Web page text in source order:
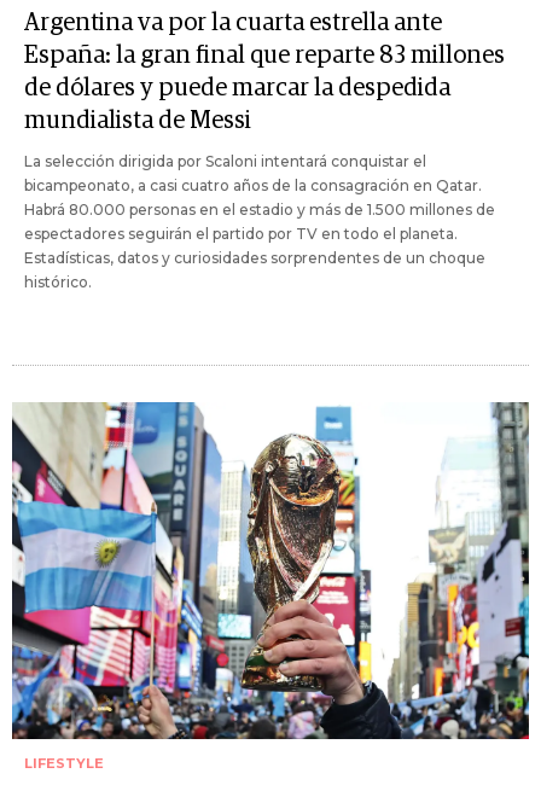
Argentina va por la cuarta estrella ante
España: la gran final que reparte 83 millones
de dólares y puede marcar la despedida
mundialista de Messi
La selección dirigida por Scaloni intentará conquistar el
bicampeonato, a casi cuatro años de la consagración en Qatar.
Habrá 80.000 personas en el estadio y más de 1.500 millones de
espectadores seguirán el partido por TV en todo el planeta.
Estadísticas, datos y curiosidades sorprendentes de un choque
histórico.
LIFESTYLE